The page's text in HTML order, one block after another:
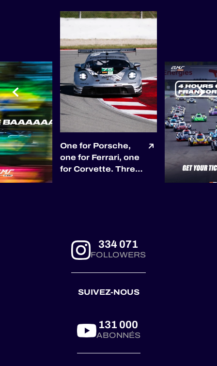
One for Porsche,
one for Ferrari, one
for Corvette. Three
Competition in
Barcelona. 🏆
Ferrari answered
through Kessel
Castellet. 🏆
334 071
FOLLOWERS
SUIVEZ-NOUS
131 000
ABONNÉS